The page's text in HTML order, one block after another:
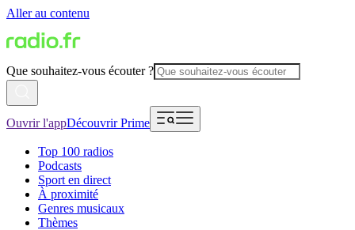
Aller au contenu
Que souhaitez-vous écouter ?
Ouvrir l'appDécouvrir Prime
Top 100 radios
Podcasts
Sport en direct
À proximité
Genres musicaux
Thèmes